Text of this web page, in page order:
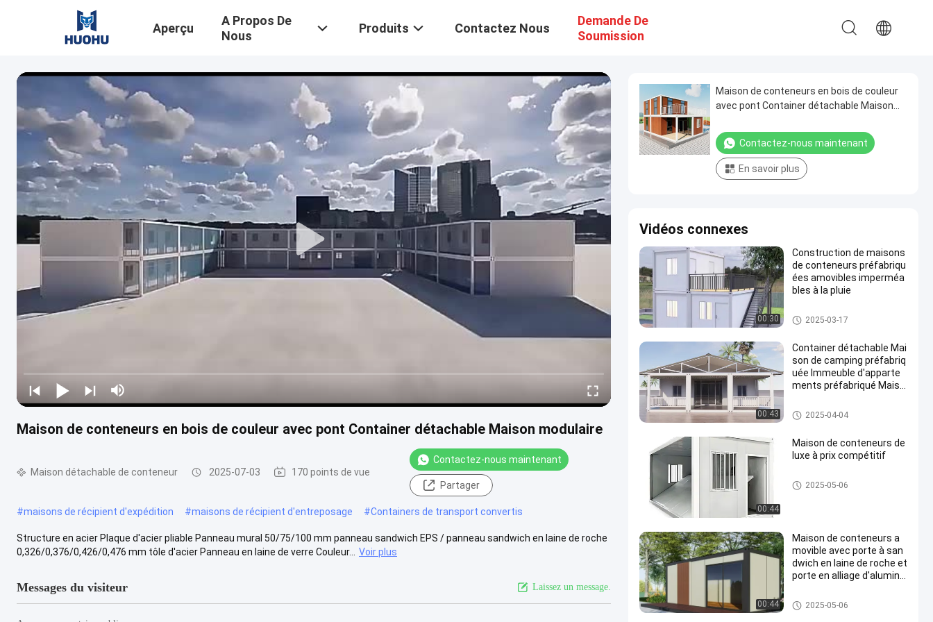
Aperçu
A Propos De
Nous
Produits Contactez Nous
Demande De
Soumission
Maison de conteneurs en bois de couleur avec pont Container détachable Maison modulaire
Maison détachable de conteneur 2025-07-03 170 points de vue
Contactez-nous maintenant
Partager
#maisons de récipient d'expédition #maisons de récipient d'entreposage #Containers de transport convertis
Structure en acier Plaque d'acier pliable Panneau mural 50/75/100 mm panneau sandwich EPS / panneau sandwich en laine de roche
0,326/0,376/0,426/0,476 mm tôle d'acier Panneau en laine de verre Couleur...
Voir plus
Messages du visiteur Laissez un message.
Maison de conteneurs en bois de couleur
avec pont Container détachable Maison
Contactez-nous maintenant
En savoir plus
Vidéos connexes
00:30
Construction de maisons
de conteneurs préfabriqu
ées amovibles imperméa
bles à la pluie
Maison détachable de contene
ur
2025-03-17
00:43
Container détachable Mai
son de camping préfabriq
uée Immeuble d'apparte
ments préfabriqué Maiso
ergement hôtelier
Maison détachable de contene
ur
2025-04-04
00:44
Maison de conteneurs de
luxe à prix compétitif
Maison détachable de contene
ur
2025-05-06
00:44
Maison de conteneurs a
movible avec porte à san
dwich en laine de roche et
porte en alliage d'aluminiu
Maison détachable de contene
ur
2025-05-06